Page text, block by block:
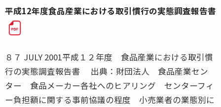
平成12年度食品産業における取引慣行の実態調査報告書
８７ JULY 2001平成１２年度 食品産業における取引慣
行の実態調査報告書 出典：財団法人 食品産業セン
ター 食品メーカー各社へのヒアリング センターフィ
ー負担額に関する事前協議の程度 小売業者の業態別に